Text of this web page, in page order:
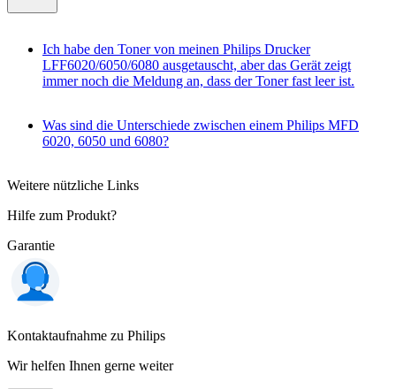
Ich habe den Toner von meinen Philips Drucker
LFF6020/6050/6080 ausgetauscht, aber das Gerät zeigt
immer noch die Meldung an, dass der Toner fast leer ist.
Was sind die Unterschiede zwischen einem Philips MFD
6020, 6050 und 6080?
Weitere nützliche Links
Hilfe zum Produkt?
Garantie
Kontaktaufnahme zu Philips
Wir helfen Ihnen gerne weiter